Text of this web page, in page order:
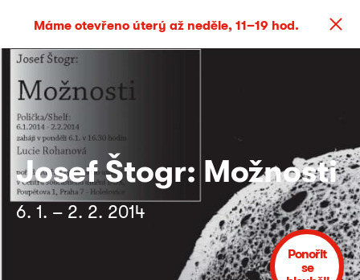
Máme otevřeno úterý až neděle, 11–19 hod.
Josef Štogr: Možnosti
6. 1. – 2. 2. 2014
Ponořit
se